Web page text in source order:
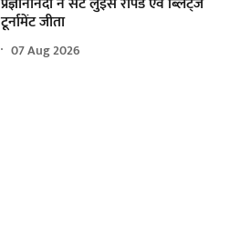
टूर्नामेंट जीता
07 Aug 2026